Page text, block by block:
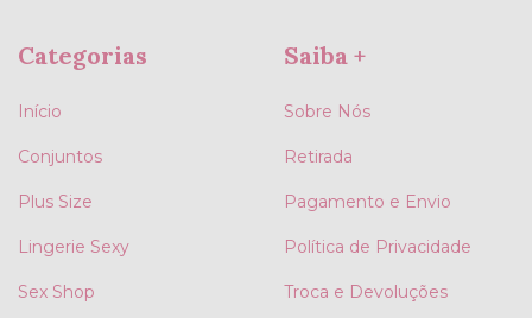
Categorias
Início
Conjuntos
Plus Size
Lingerie Sexy
Sex Shop
Saiba +
Sobre Nós
Retirada
Pagamento e Envio
Política de Privacidade
Troca e Devoluções